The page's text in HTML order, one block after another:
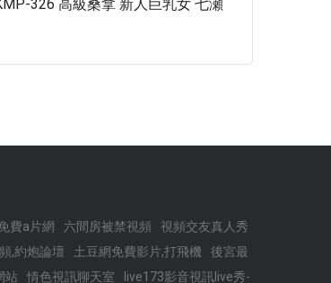
326 高級桑拿 新人巨乳女 七瀬
費a片網 六間房被禁視頻
視頻交友真人秀
,約炮論壇 土豆網免費影片,打飛機
後宮最
站 情色視訊聊天室 live173影音視訊live秀-